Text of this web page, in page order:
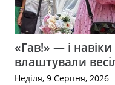
«Гав!» — і
влаштували
Неділя, 9 Серпня, 2026